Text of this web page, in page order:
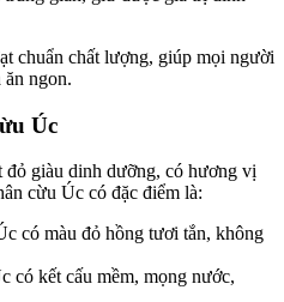
chuẩn chất lượng, giúp mọi người
ngon.
Úc
giàu dinh dưỡng, có hương vị
cừu Úc có đặc điểm là:
có màu đỏ hồng tươi tắn, không
có kết cấu mềm, mọng nước,